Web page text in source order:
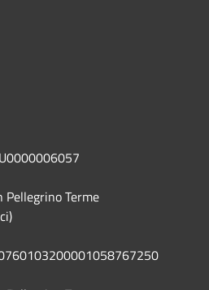
Pellegrino Terme